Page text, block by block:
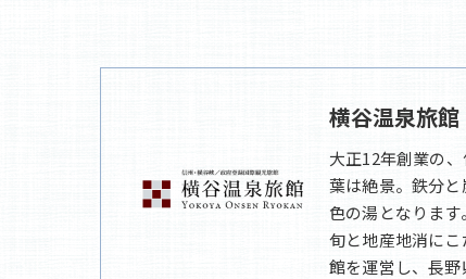
横谷温泉旅館
大正12年創業の
葉は絶景。鉄分
色の湯となりま
旬と地産地消に
館を運営し、長野